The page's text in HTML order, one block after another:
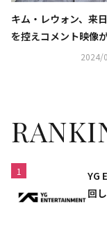
キム・レウォン、来
を控えコメント映像
着！“一緒に幸せな
2024/
1
YG
回